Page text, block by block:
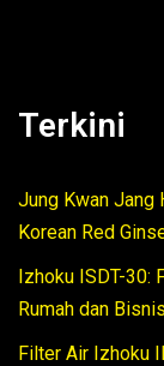
Terkini
Jung Kwan Jang
Korean Red
Izhoku ISDT-30:
Rumah dan Bisnis
Filter Air Izhoku